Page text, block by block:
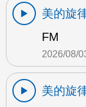
美的旋
FM
2026/08/
美的旋